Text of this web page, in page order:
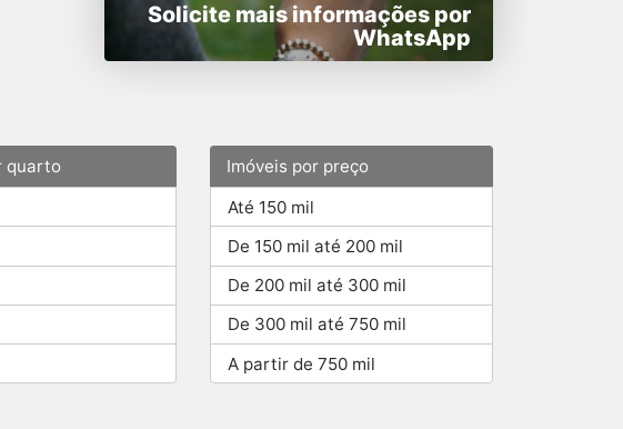
Solicite mais informações por
WhatsApp
quarto
Imóveis por preço
Até 150 mil
De 150 mil até 200 mil
De 200 mil até 300 mil
De 300 mil até 750 mil
A partir de 750 mil